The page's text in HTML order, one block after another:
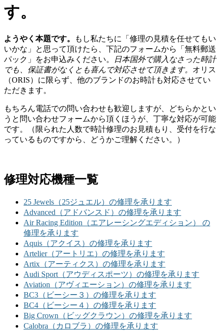
す。
ようやく本題です。
もし私たちに「修理の見積を任せてもい
いかな」と思って頂けたら、下記のフォームから「無料郵送
パック」をお申込みください。
日本国外で購入なさった時計
でも、保証書がなくとも喜んで対応させて頂きます。 オリス
（ORIS）に限らず、他のブランドのお時計も対応させてい
ただきます。
もちろん電話での問い合わせも歓迎しますが、どちらかとい
うと問い合わせフォームから頂くほうが、丁寧な対応が可能
です。（限られた人数で時計修理のお見積もり、受付を行な
っているものですから、どうかご理解ください。）
修理対応機種一覧
25 Jewels（25ジュエル）の修理を承ります
Advanced（アドバンスド）の修理を承ります
Air Racing Edition（エアレーシングエディション） の
修理を承ります
Aquis（アクイス）の修理を承ります
Artelier（アートリエ）の修理を承ります
Artix（アーティクス）の修理を承ります
Audi Sport（アウディスポーツ）の修理を承ります
Aviation（アヴィエーション）の修理を承ります
BC3（ビーシー３）の修理を承ります
BC4（ビーシー４）の修理を承ります
Big Crown（ビッグクラウン）の修理を承ります
Calobra（カロブラ）の修理を承ります